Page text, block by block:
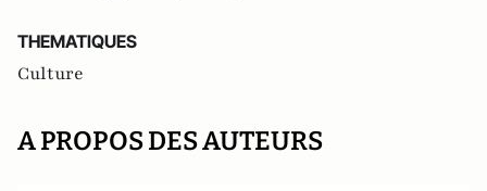
THEMATIQUES
Culture
A PROPOS DES AUTEURS